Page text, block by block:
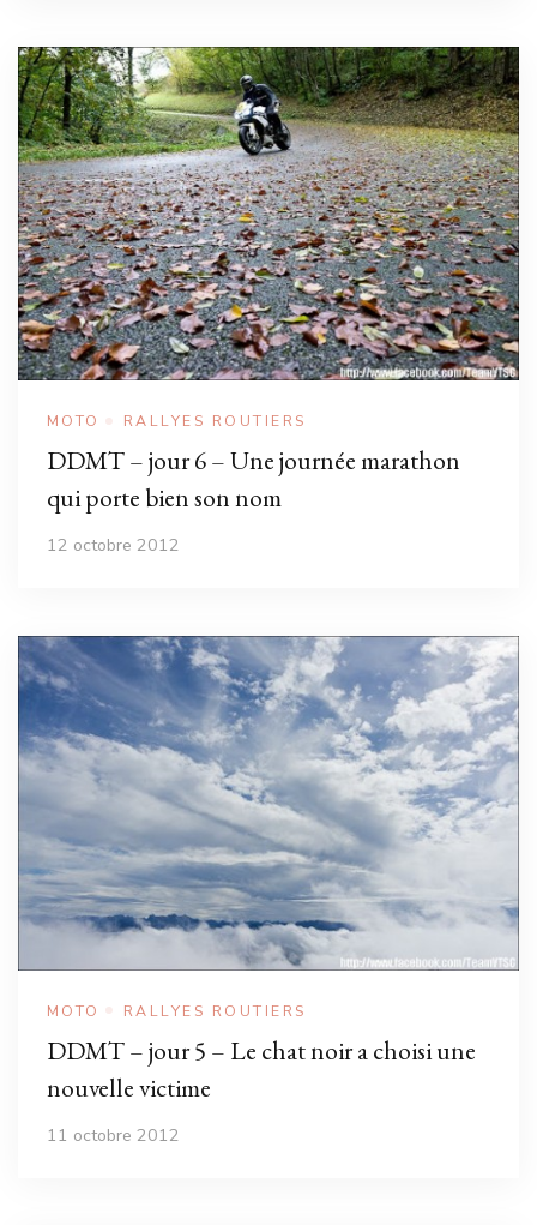
MOTO RALLYES ROUTIERS
DDMT – jour 6 – Une journée marathon
qui porte bien son nom
12 octobre 2012
MOTO RALLYES ROUTIERS
DDMT – jour 5 – Le chat noir a choisi une
nouvelle victime
11 octobre 2012